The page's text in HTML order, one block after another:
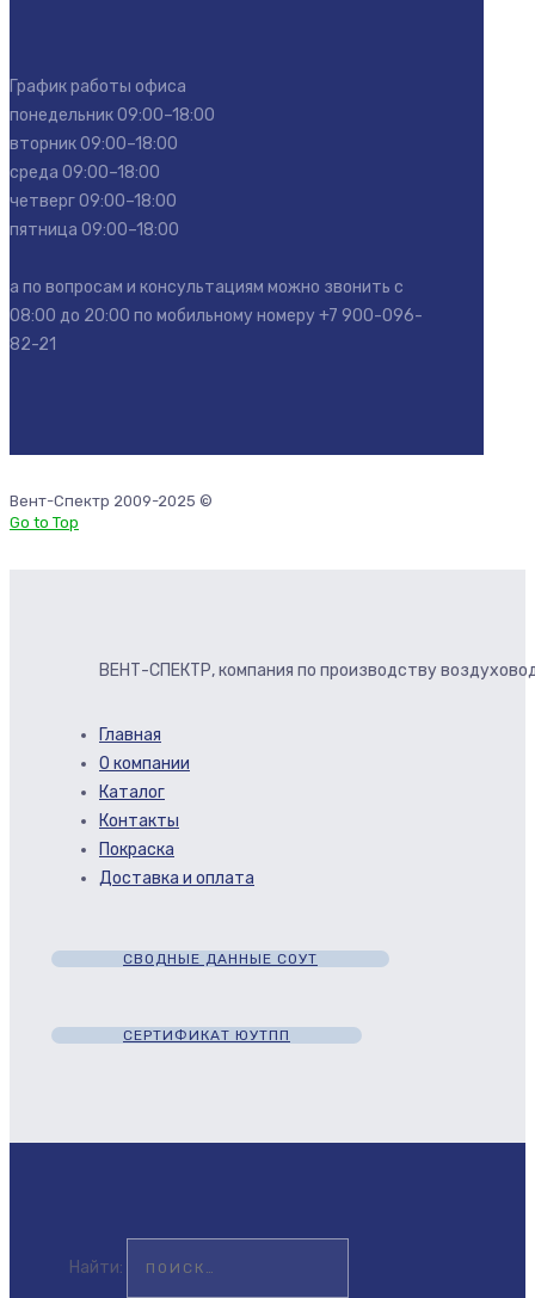
График работы офиса
понедельник 09:00–18:00
вторник 09:00–18:00
среда 09:00–18:00
четверг 09:00–18:00
пятница 09:00–18:00
а по вопросам и консультациям можно звонить с
08:00 до 20:00 по мобильному номеру +7 900-096-
82-21
Вент-Спектр 2009-2025 ©
Go to Top
ВЕНТ-СПЕКТР, компания по производству
Главная
О компании
Каталог
Контакты
Покраска
Доставка и оплата
СВОДНЫЕ ДАННЫЕ СОУТ
СЕРТИФИКАТ ЮУТПП
Найти: